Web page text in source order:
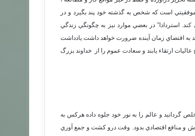
است كه شخص به گذشته خود پند بگيرد و در
استردادا” در بعضي موارد نيز به چگونگي زندگي
اقتضاي زمان آينده ضرورت خواهد داشت يادداشت
ارتقاء يابند و سعادت عموم را از خداوند بزرگ
گردانيد و عالم را به نور خود جلوه داده هركس به
و منافع اقتصادي بدود. وقت درو كشت و جمع آوري